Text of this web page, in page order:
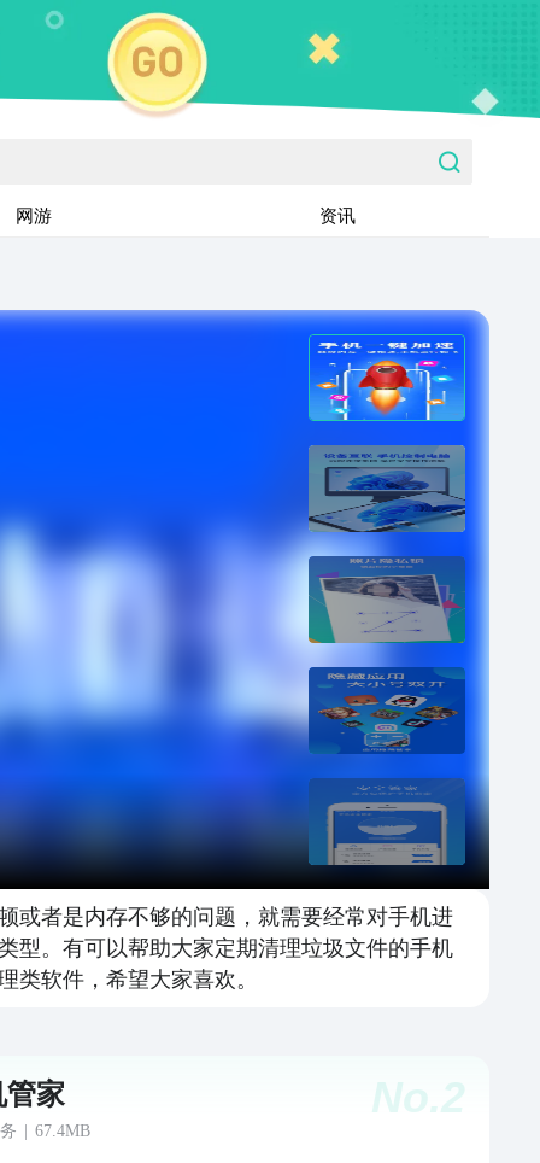
网游 资讯
或者是内存不够的问题，就需要经常对手机进
型。有可以帮助大家定期清理垃圾文件的手机
类软件，希望大家喜欢。
No.2
管家
67.4MB